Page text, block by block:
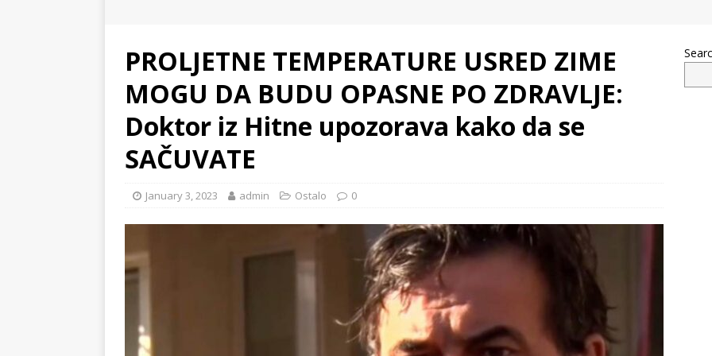
PROLJETNE TEMPERATURE USRED ZIME
MOGU DA BUDU OPASNE PO ZDRAVLJE:
Doktor iz Hitne upozorava kako da se
SAČUVATE
January 3, 2023 admin Ostalo 0